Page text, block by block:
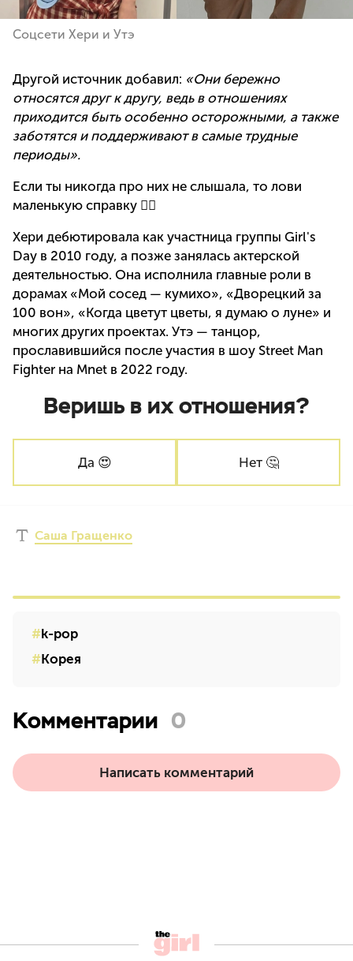
Соцсети Хери и Утэ
Другой источник добавил: «Они бережно
относятся друг к другу, ведь в отношениях
приходится быть особенно осторожными, а также
заботятся и поддерживают в самые трудные
периоды».
Если ты никогда про них не слышала, то лови
маленькую справку 👇🏼
Хери дебютировала как участница группы Girl's
Day в 2010 году, а позже занялась актерской
деятельностью. Она исполнила главные роли в
дорамах «Мой сосед — кумихо», «Дворецкий за
100 вон», «Когда цветут цветы, я думаю о луне» и
многих других проектах. Утэ — танцор,
прославившийся после участия в шоу Street Man
Fighter на Mnet в 2022 году.
Веришь в их отношения?
Да 😍 Нет 🤔
Саша Гращенко
k-pop
Корея
Комментарии 0
Написать комментарий